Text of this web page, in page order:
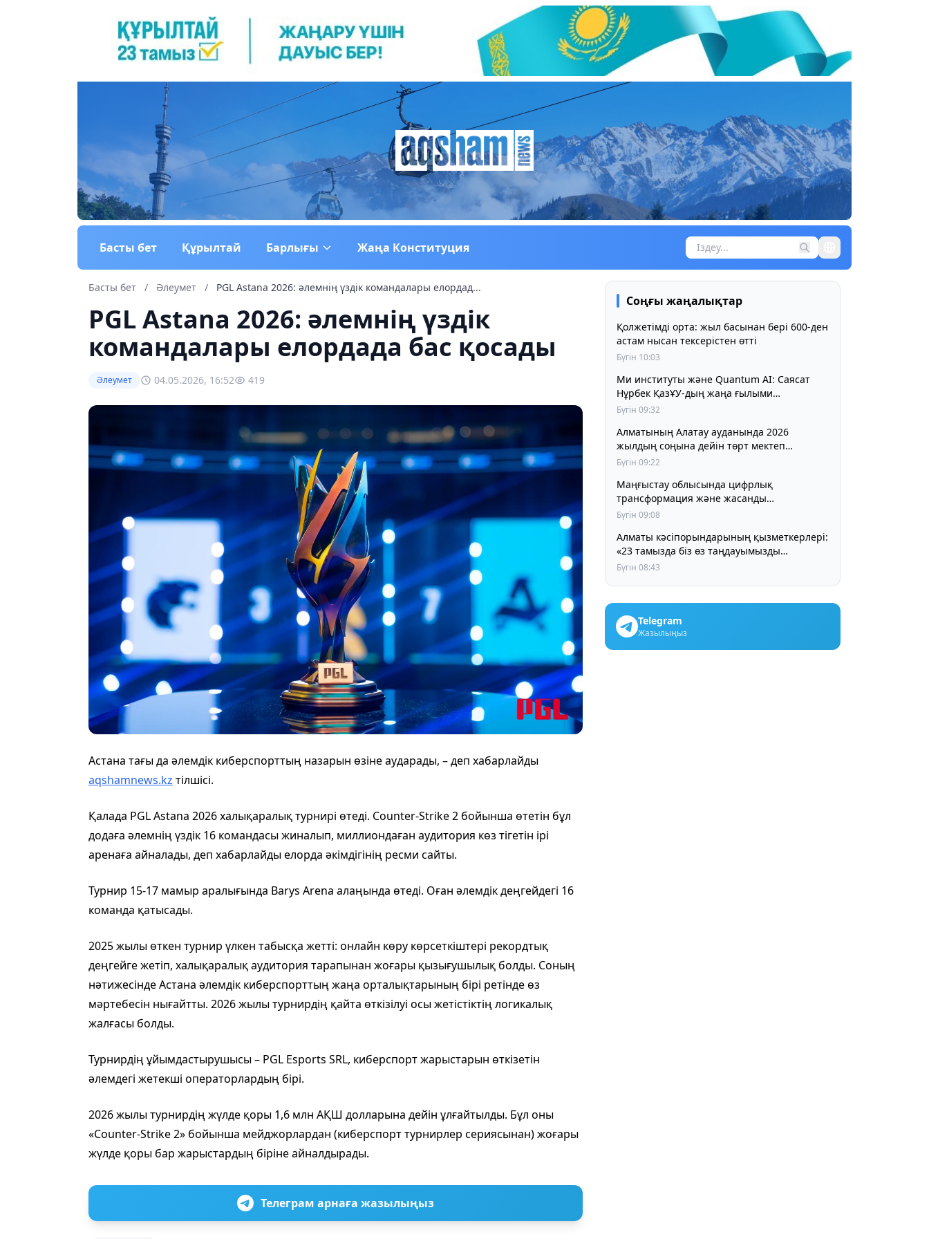
Басты бет Құрылтай Барлығы Жаңа Конституция
Басты бет / Әлеумет / PGL Astana 2026: әлемнің үздік командалары елордад...
PGL Astana 2026: әлемнің үздік
командалары елордада бас қосады
Әлеумет 04.05.2026, 16:52 419
Астана тағы да әлемдік киберспорттың назарын өзіне аударады, – деп хабарлайды
aqshamnews.kz тілшісі.
Қалада PGL Astana 2026 халықаралық турнирі өтеді. Counter-Strike 2 бойынша өтетін бұл
додаға әлемнің үздік 16 командасы жиналып, миллиондаған аудитория көз тігетін ірі
аренаға айналады, деп хабарлайды елорда әкімдігінің ресми сайты.
Турнир 15-17 мамыр аралығында Barys Arena алаңында өтеді. Оған әлемдік деңгейдегі 16
команда қатысады.
2025 жылы өткен турнир үлкен табысқа жетті: онлайн көру көрсеткіштері рекордтық
деңгейге жетіп, халықаралық аудитория тарапынан жоғары қызығушылық болды. Соның
нәтижесінде Астана әлемдік киберспорттың жаңа орталықтарының бірі ретінде өз
мәртебесін нығайтты. 2026 жылы турнирдің қайта өткізілуі осы жетістіктің логикалық
жалғасы болды.
Турнирдің ұйымдастырушысы – PGL Esports SRL, киберспорт жарыстарын өткізетін
әлемдегі жетекші операторлардың бірі.
2026 жылы турнирдің жүлде қоры 1,6 млн АҚШ долларына дейін ұлғайтылды. Бұл оны
«Counter-Strike 2» бойынша мейджорлардан (киберспорт турнирлер сериясынан) жоғары
жүлде қоры бар жарыстардың біріне айналдырады.
Телеграм арнаға жазылыңыз
Соңғы жаңалықтар
Қолжетімді орта: жыл басынан бері 600-ден
астам нысан тексерістен өтті
Бүгін 10:03
Ми институты және Quantum AI: Саясат
Нұрбек ҚазҰУ-дың жаңа ғылыми
алаңдарымен танысты
Бүгін 09:32
Алматының Алатау ауданында 2026
жылдың соңына дейін төрт мектеп
ашылып, ірі инфрақұрылымдық жобалар
Бүгін 09:22
Маңғыстау облысында цифрлық
трансформация және жасанды
интеллектіні дамыту мәселелері қаралды
Бүгін 09:08
Алматы кәсіпорындарының қызметкерлері:
«23 тамызда біз өз таңдауымызды
жасаймыз»
Бүгін 08:43
Telegram
Жазылыңыз